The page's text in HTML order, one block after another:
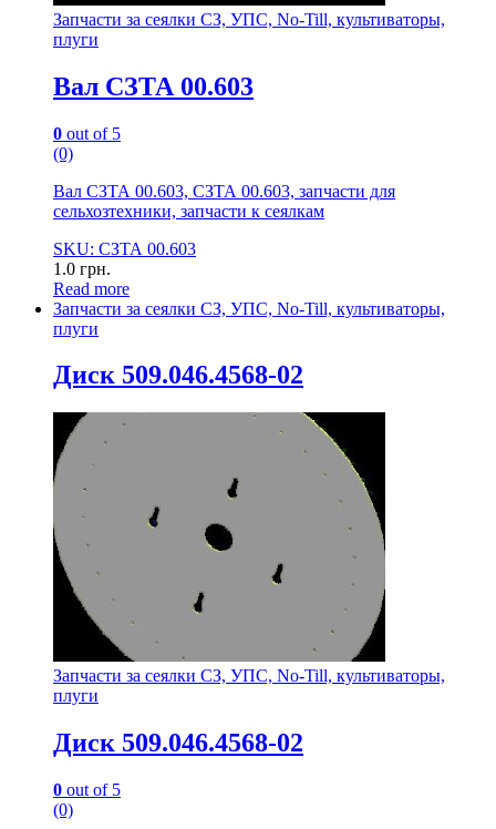
Запчасти за сеялки СЗ, УПС, No-Till, культиваторы,
плуги
Вал СЗТА 00.603
0 out of 5
(0)
Вал СЗТА 00.603, СЗТА 00.603, запчасти для
сельхозтехники, запчасти к сеялкам
SKU: СЗТА 00.603
1.0 грн.
Read more
Запчасти за сеялки СЗ, УПС, No-Till, культиваторы,
плуги
Диск 509.046.4568-02
Запчасти за сеялки СЗ, УПС, No-Till, культиваторы,
плуги
Диск 509.046.4568-02
0 out of 5
(0)